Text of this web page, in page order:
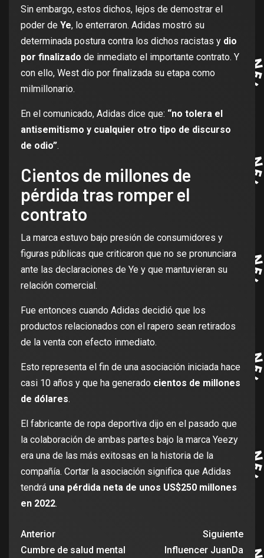
Sin embargo, estos dichos, lejos de demostrar el
poder de Ye, lo enterraron. Adidas mostró su
determinada postura contra los dichos racistas y dio
por finalizado de inmediato el importante contrato. Y
con ello, West dio por finalizada su etapa como
milmillonario.
En el comunicado, Adidas dice que: “no tolera el
antisemitismo y cualquier otro tipo de discurso
de odio”.
Cientos de millones de
pérdida tras romper el
contrato
La marca estuvo bajo presión de consumidores y
figuras públicas que criticaron que no se pronunciara
ante las declaraciones de Ye y que mantuvieran su
relación comercial.
Fue entonces cuando Adidas decidió que los
productos relacionados con el rapero sean retirados
de la venta con efecto inmediato.
Esto representa el fin de una asociación iniciada hace
casi 10 años y que ha generado cientos de millones
de dólares.
El fabricante de ropa deportiva dijo en el pasado que
la colaboración de ambas partes bajo la marca Yeezy
era una de las más exitosas en la historia de la
compañía. Cortar la asociación significa que Adidas
tendrá una pérdida neta de unos US$250 millones
en 2022.
Anterior
Cumbre de salud mental
Siguiente
Influencer JuanDa